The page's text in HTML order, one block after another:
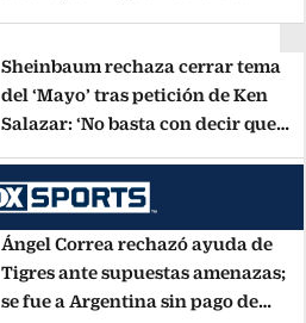
Sheinbaum rechaza cerrar tema
del ‘Mayo’ tras petición de Ken
Salazar: ‘No basta con decir que
Ángel Correa rechazó ayuda de
Tigres ante supuestas amenazas;
se fue a Argentina sin pago de